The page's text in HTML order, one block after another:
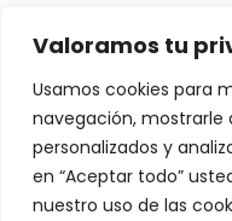
Valoramos tu
Usamos cookies para
navegación, mostrarle
personalizados y
en “Aceptar todo”
nuestro uso de las